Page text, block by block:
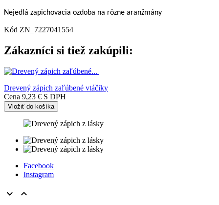
Nejedlá zapichovacia ozdoba na rôzne aranžmány
Kód ZN_7227041554
Zákazníci si tiež zakúpili:
Drevený zápich zaľúbené vtáčiky
Cena 9,23 € S DPH
Vložiť do košíka
Facebook
Instagram
 